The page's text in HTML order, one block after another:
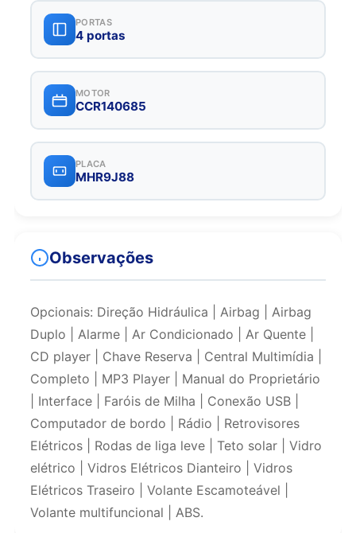
PORTAS
4 portas
MOTOR
CCR140685
PLACA
MHR9J88
Observações
Opcionais: Direção Hidráulica | Airbag | Airbag
Duplo | Alarme | Ar Condicionado | Ar Quente |
CD player | Chave Reserva | Central Multimídia |
Completo | MP3 Player | Manual do Proprietário
| Interface | Faróis de Milha | Conexão USB |
Computador de bordo | Rádio | Retrovisores
Elétricos | Rodas de liga leve | Teto solar | Vidro
elétrico | Vidros Elétricos Dianteiro | Vidros
Elétricos Traseiro | Volante Escamoteável |
Volante multifuncional | ABS.